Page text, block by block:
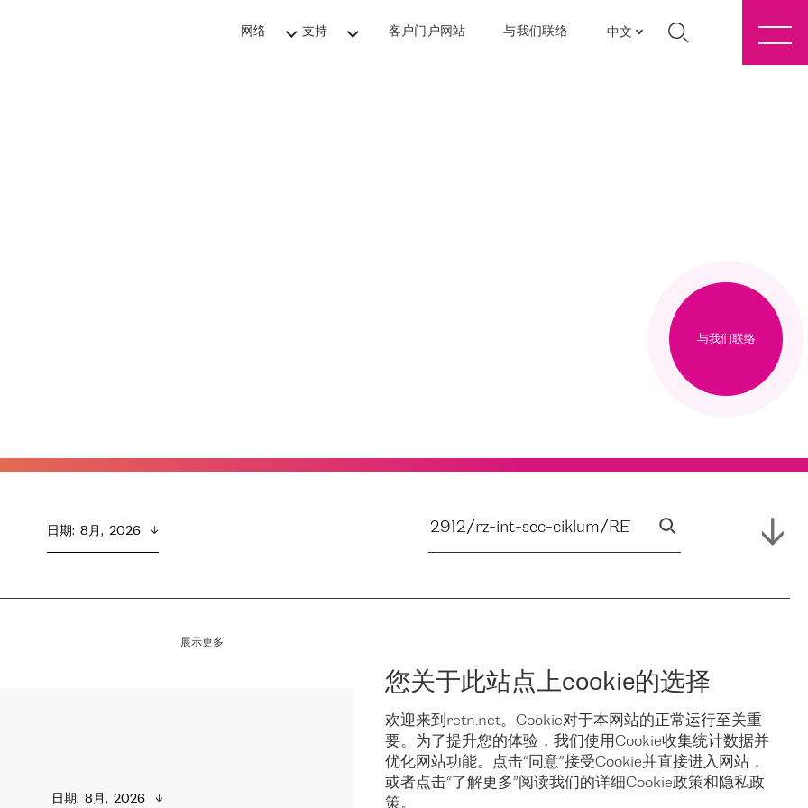
网络 支持 客户门户网站 与我们联络 中文
您关于此站点上cookie的选择
欢迎来到retn.net。Cookie对于本网站的正常运行至关重
要。为了提升您的体验，我们使用Cookie收集统计数据并
优化网站功能。点击“同意”接受Cookie并直接进入网站，
或者点击“了解更多”阅读我们的详细Cookie政策和隐私政
策。
与我们联络
日期: 8月,  2026
展示更多
日期: 8月,  2026